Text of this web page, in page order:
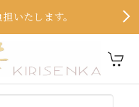
いたします。